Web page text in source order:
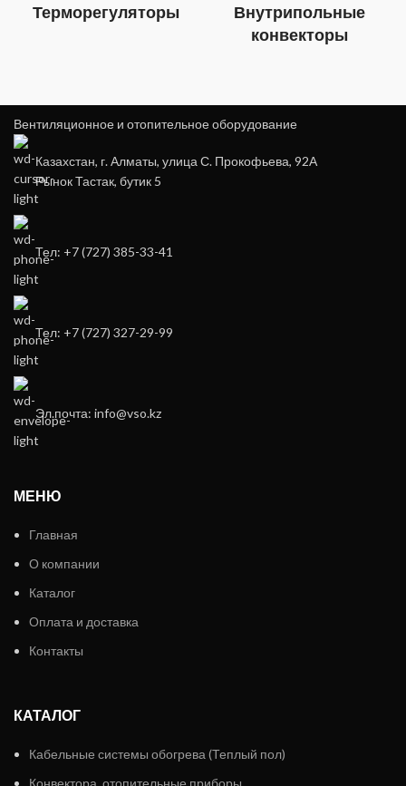
Терморегуляторы
Внутрипольные
конвекторы
Вентиляционное и отопительное оборудование
Казахстан, г. Алматы, улица С. Прокофьева, 92А
Рынок Тастак, бутик 5
Тел: +7 (727) 385-33-41
Тел: +7 (727) 327-29-99
Эл.почта: info@vso.kz
МЕНЮ
Главная
О компании
Каталог
Оплата и доставка
Контакты
КАТАЛОГ
Кабельные системы обогрева (Теплый пол)
Конвектора, отопительные приборы